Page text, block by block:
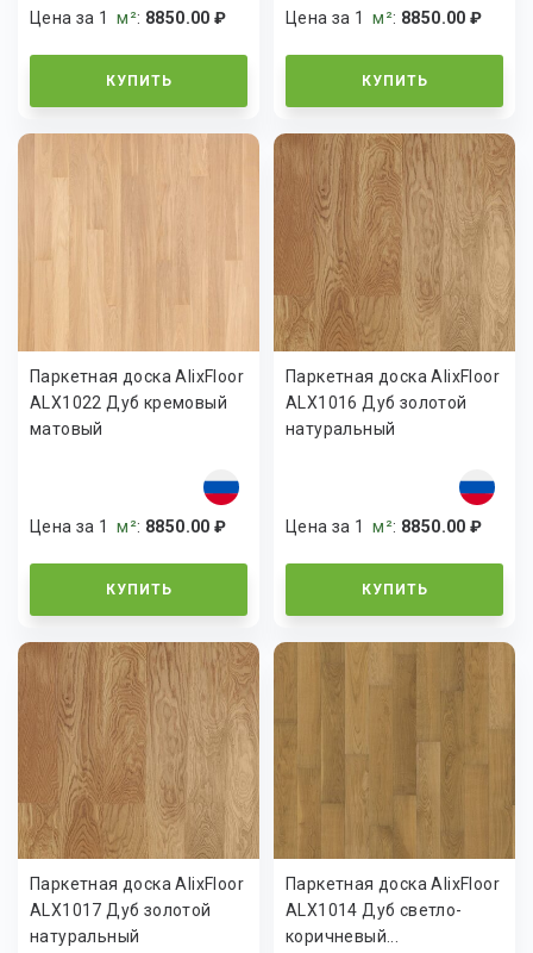
Цена за 1м²: 8850.00 ₽
КУПИТЬ
Цена за 1м²: 8850.00 ₽
КУПИТЬ
Паркетная доска AlixFloor
ALX1022 Дуб кремовый
матовый
Цена за 1м²: 8850.00 ₽
КУПИТЬ
Паркетная доска AlixFloor
ALX1016 Дуб золотой
натуральный
Цена за 1м²: 8850.00 ₽
КУПИТЬ
Паркетная доска AlixFloor
ALX1017 Дуб золотой
натуральный
Паркетная доска AlixFloor
ALX1014 Дуб светло-
коричневый...